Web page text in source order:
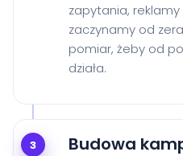
zapytania, reklamy
zaczynamy od
pomiar, żeby od
działa.
3 Budowa